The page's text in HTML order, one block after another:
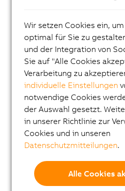
ACOPOS P3
ACOPOSmulti
ACOPOSremote
ACOPOSmotor
Frequenzumrichter (VFD)
Synchronmotoren 8LS-4
Synchronmotoren 8MS-4
ACOPOSmotor Compact
Servomotoren 8WSA
Getriebemotoren 8WSB
Wir setzen Cookies ein,
optimal für Sie zu
und der Integration von
Sie auf "Alle Cookies
Verarbeitung zu
individuelle Einstellungen
notwendige Cookies
der Auswahl gesetzt.
in unserer Richtlinie zur
Cookies und in unseren
Datenschutzmitteilungen.
Alle Cookies